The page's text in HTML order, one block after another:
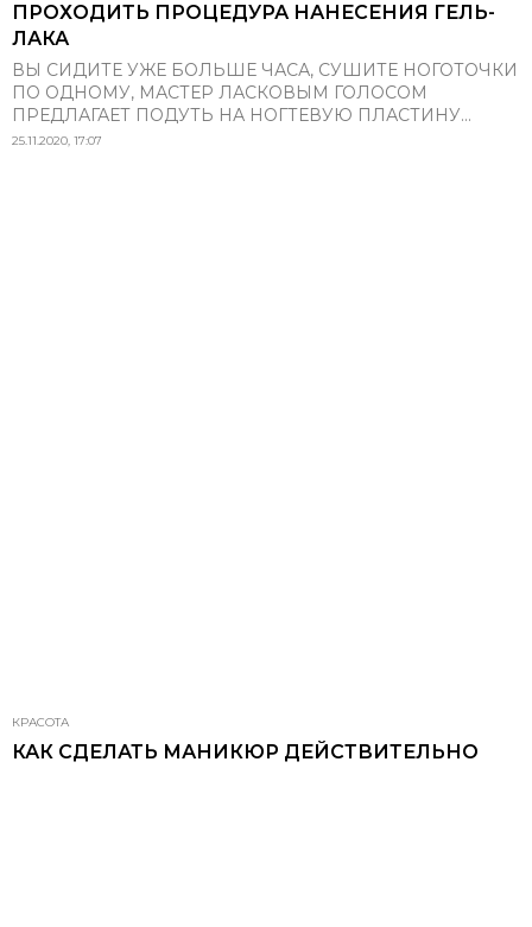
ПРОХОДИТЬ ПРОЦЕДУРА НАНЕСЕНИЯ ГЕЛЬ-
ЛАКА
ВЫ СИДИТЕ УЖЕ БОЛЬШЕ ЧАСА, СУШИТЕ НОГОТОЧКИ
ПО ОДНОМУ, МАСТЕР ЛАСКОВЫМ ГОЛОСОМ
ПРЕДЛАГАЕТ ПОДУТЬ НА НОГТЕВУЮ ПЛАСТИНУ...
25.11.2020, 17:07
КРАСОТА
КАК СДЕЛАТЬ МАНИКЮР ДЕЙСТВИТЕЛЬНО